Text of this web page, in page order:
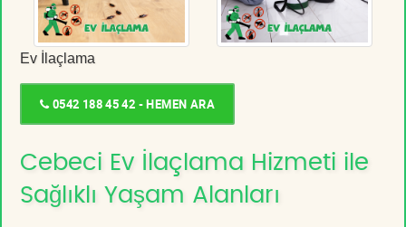
Ev İlaçlama
0542 188 45 42 - HEMEN ARA
Cebeci Ev İlaçlama Hizmeti ile
Sağlıklı Yaşam Alanları